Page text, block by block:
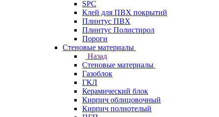
SPC
Клей для ПВХ покрытий
Плинтус ПВХ
Плинтус Полистирол
Пороги
Стеновые материалы
Назад
Стеновые материалы
Газоблок
ГКЛ
Керамический блок
Кирпич облицовочный
Кирпич полнотелый